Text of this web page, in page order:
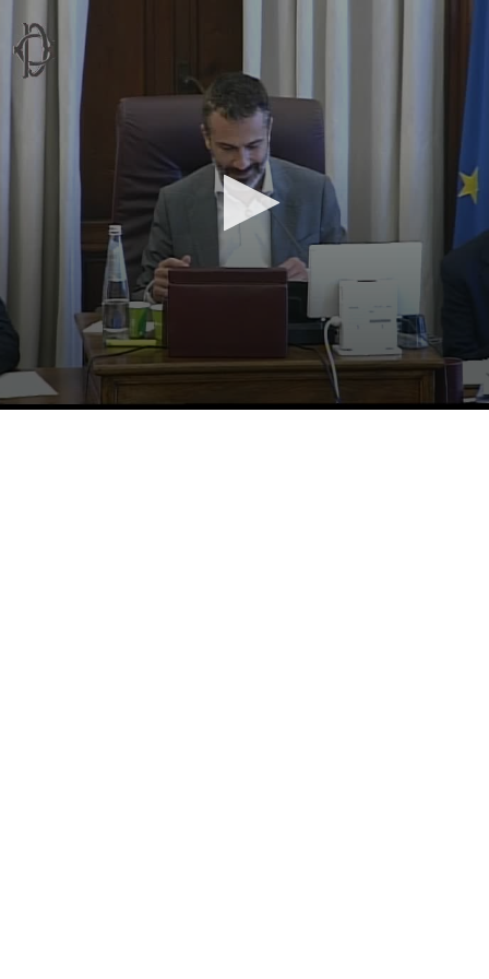
Vai al contenuto principale
WebTV Camera dei Deputati
Vai al menu di navigazione
Contenuto
Fine contenuto
Vai al contenuto principale Vai al menu di navigazione